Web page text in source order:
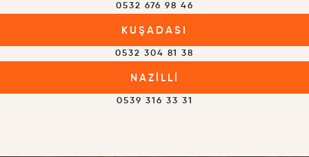
0532 676 98 46
KUŞADASI
0532 304 81 38
NAZILLI
0539 316 33 31